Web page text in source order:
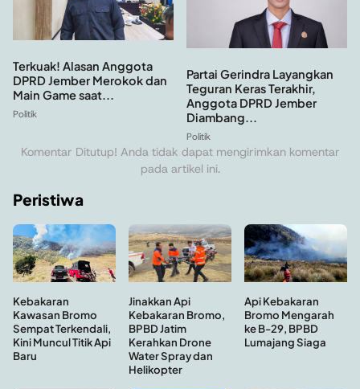
Terkuak! Alasan Anggota
DPRD Jember Merokok dan
Main Game saat...
Politik
Partai Gerindra Layangkan
Teguran Keras Terakhir,
Anggota DPRD Jember
Diambang...
Politik
Komentar Ditutup! Anda tidak dapat mengirimkan komentar
pada artikel ini.
Peristiwa
Kebakaran
Kawasan Bromo
Sempat Terkendali,
Kini Muncul Titik Api
Baru
Jinakkan Api
Kebakaran Bromo,
BPBD Jatim
Kerahkan Drone
Water Spray dan
Helikopter
Api Kebakaran
Bromo Mengarah
ke B-29, BPBD
Lumajang Siaga